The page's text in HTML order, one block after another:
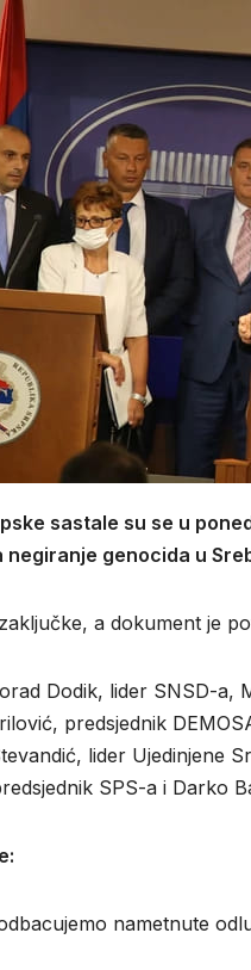
sastale su se u
genocida u
a dokument je
Dodik, lider SNSD-
predsjednik
lider Ujedinjene
SPS-a i Darko
nametnute